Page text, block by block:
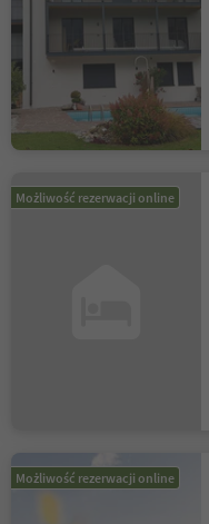
Możliwość rezerwacji online
Możliwość rezerwacji online